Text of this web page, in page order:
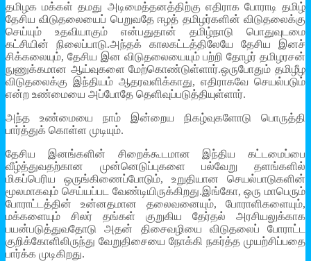
தமிழக மக்கள் தமது அடிமைத்தனத்திற்கு எதிராக போராடி தமிழ்
தேசிய விடுதலையைப் பெறுவதே ஈழத் தமிழர்களின் விடுதலைக்கு
செய்யும் உதவியாகும் என்பதுதான் தமிழ்நாடு பொதுவுடமை
கட்சியின் நிலைப்பாடு.அந்தக் காலகட்டத்திலேயே தேசிய இனச்
சிக்கலையும், தேசிய இன விடுதலையையும் பற்றி தோழர் தமிழரசன்
நுணுக்கமான ஆய்வுகளை மேற்கொண்டுள்ளார்.ஒருபோதும் தமிழீழ
விடுதலைக்கு இந்தியம் ஆதரவளிக்காது, எதிராகவே செயல்படும்
என்ற உண்மையை அப்போதே தெளிவுப்படுத்தியுள்ளார்.
அந்த உண்மையை நாம் இன்றைய நிகழ்வுகளோடு பொருத்தி
பார்த்துக் கொள்ள முடியும்.
தேசிய இனங்களின் சிறைக்கூடமான இந்திய கட்டமைப்பை
வீழ்த்துவதற்கான முன்னெடுப்புகளை பல்வேறு தளங்களில்
மிகப்பெரிய ஒருங்கிணைப்போடும், உறுதியான செயல்பாடுகளின்
மூலமாகவும் செய்யப்பட வேண்டியிருக்கிறது.இங்கோ, ஒரு மாபெரும்
போராட்டத்தின் உன்னதமான தலைவனையும், போராளிகளையும்,
மக்களையும் சிலர் தங்கள் குறுகிய தேர்தல் அரசியலுக்காக
பயன்படுத்துவதோடு அதன் திசைவழியை விடுதலைப் போராட்ட
குறிக்கோளிலிருந்து வேறுதிசையை நோக்கி நகர்த்த முயற்சிப்பதை
பார்க்க முடிகிறது.